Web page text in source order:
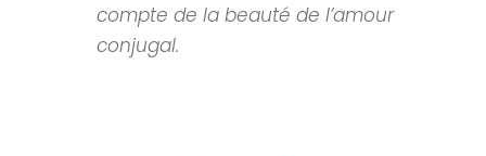
compte de la beauté de l’amour
conjugal.